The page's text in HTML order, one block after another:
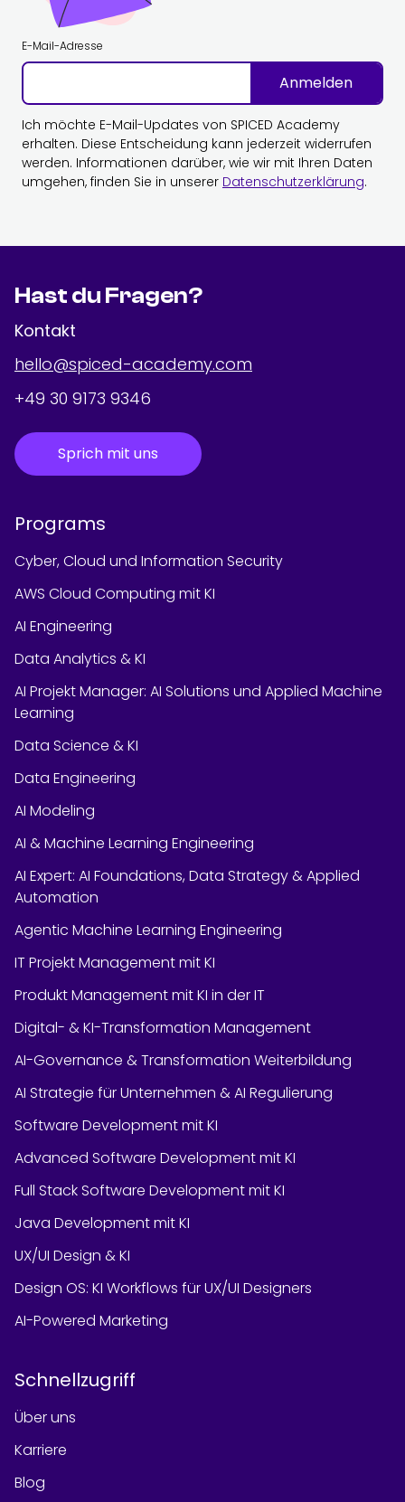
E-Mail-Adresse
Anmelden
Ich möchte E-Mail-Updates von SPICED Academy
erhalten. Diese Entscheidung kann jederzeit widerrufen
werden. Informationen darüber, wie wir mit Ihren Daten
umgehen, finden Sie in unserer Datenschutzerklärung.
Hast du Fragen?
Kontakt
hello@spiced-academy.com
+49 30 9173 9346
Sprich mit uns
Programs
Cyber, Cloud und Information Security
AWS Cloud Computing mit KI
AI Engineering
Data Analytics & KI
AI Projekt Manager: AI Solutions und Applied Machine
Learning
Data Science & KI
Data Engineering
AI Modeling
AI & Machine Learning Engineering
AI Expert: AI Foundations, Data Strategy & Applied
Automation
Agentic Machine Learning Engineering
IT Projekt Management mit KI
Produkt Management mit KI in der IT
Digital- & KI-Transformation Management
AI-Governance & Transformation Weiterbildung
AI Strategie für Unternehmen & AI Regulierung
Software Development mit KI
Advanced Software Development mit KI
Full Stack Software Development mit KI
Java Development mit KI
UX/UI Design & KI
Design OS: KI Workflows für UX/UI Designers
AI-Powered Marketing
Schnellzugriff
Über uns
Karriere
Blog